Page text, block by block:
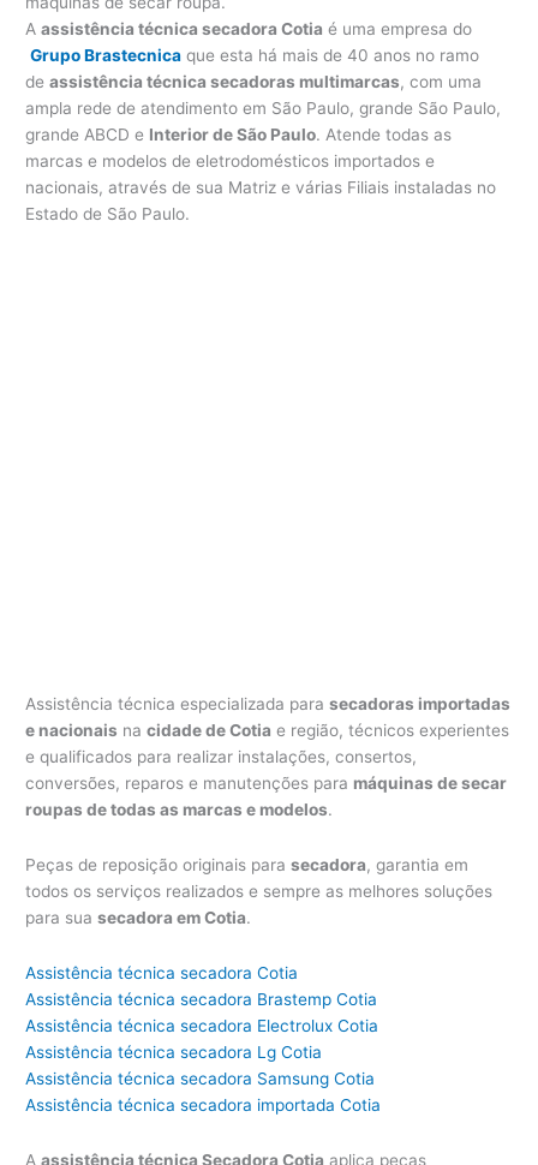
Aassistência técnica secadora Cotia é uma empresa do
Grupo Brastecnica que esta há mais de 40 anos no ramo
deassistência técnica secadoras multimarcas, com uma
ampla rede de atendimento em São Paulo, grande São Paulo,
grande ABCD e Interior de São Paulo. Atende todas as
marcas e modelos de eletrodomésticos importados e
nacionais, através de sua Matriz e várias Filiais instaladas no
Estado de São Paulo.
Assistência técnica especializada parasecadoras importadas
e nacionais nacidade de Cotia e região, técnicos experientes
e qualificados para realizar instalações, consertos,
conversões, reparos e manutenções para máquinas de secar
roupas de todas as marcas e modelos.
Peças de reposição originais parasecadora, garantia em
todos os serviços realizados e sempre as melhores soluções
para suasecadora em Cotia.
Assistência técnica secadora Cotia
Assistência técnica secadora Brastemp Cotia
Assistência técnica secadora Electrolux Cotia
Assistência técnica secadora Lg Cotia
Assistência técnica secadora Samsung Cotia
Assistência técnica secadora importada Cotia
Aassistência técnica Secadora Cotia aplica peças